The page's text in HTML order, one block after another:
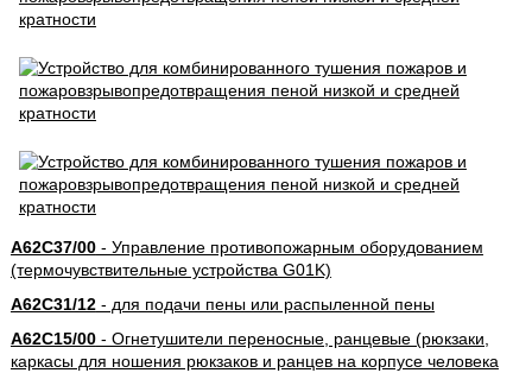
A62C37/00- Управление противопожарным оборудованием
(термочувствительные устройства G01K)
A62C31/12- для подачи пены или распыленной пены
A62C15/00- Огнетушители переносные, ранцевые (рюкзаки,
каркасы для ношения рюкзаков и ранцев на корпусе человека